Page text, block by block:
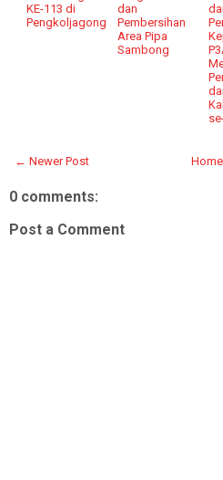
KE-113 di
Pengkoljagong
dan
Pembersihan
Area Pipa
Sambong
← Newer Post Home
0 comments:
Post a Comment